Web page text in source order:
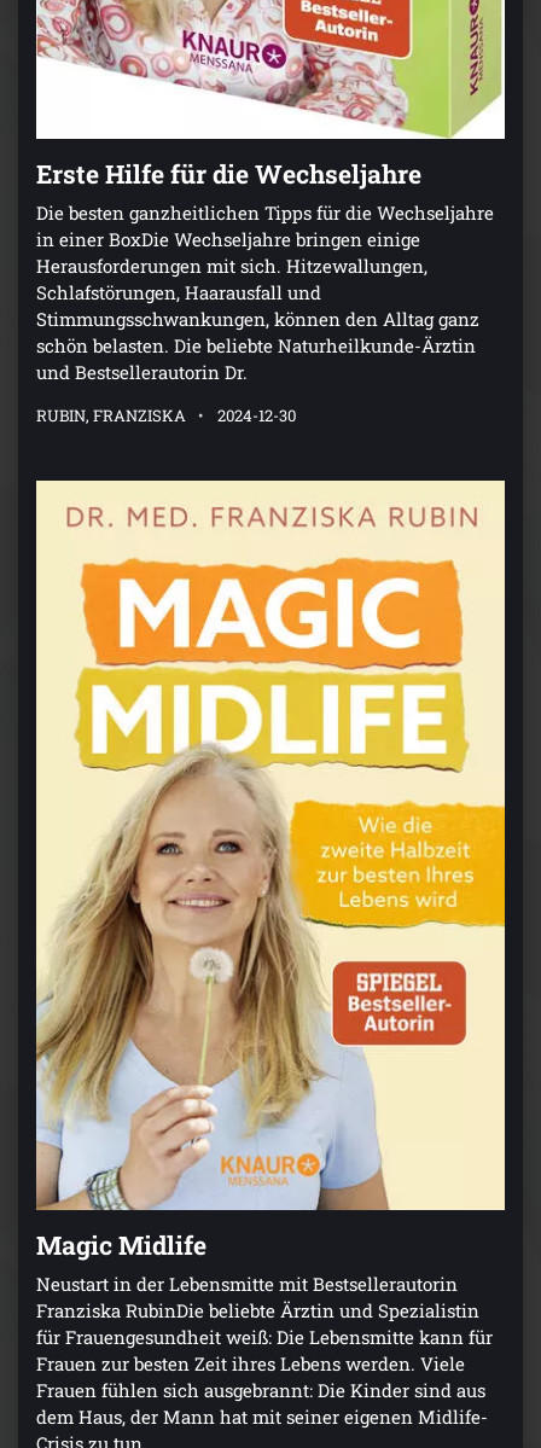
Erste Hilfe für die Wechseljahre
Die besten ganzheitlichen Tipps für die Wechseljahre
in einer BoxDie Wechseljahre bringen einige
Herausforderungen mit sich. Hitzewallungen,
Schlafstörungen, Haarausfall und
Stimmungsschwankungen, können den Alltag ganz
schön belasten. Die beliebte Naturheilkunde-Ärztin
und Bestsellerautorin Dr.
RUBIN, FRANZISKA 2024-12-30
Magic Midlife
Neustart in der Lebensmitte mit Bestsellerautorin
Franziska RubinDie beliebte Ärztin und Spezialistin
für Frauengesundheit weiß: Die Lebensmitte kann für
Frauen zur besten Zeit ihres Lebens werden. Viele
Frauen fühlen sich ausgebrannt: Die Kinder sind aus
dem Haus, der Mann hat mit seiner eigenen Midlife-
Crisis zu tun.